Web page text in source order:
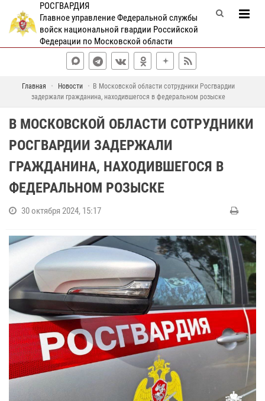
РОСГВАРДИЯ
Главное управление Федеральной службы
войск национальной гвардии Российской
Федерации по Московской области
Главная Новости
В Московской области сотрудники Росгвардии
задержали гражданина, находившегося в федеральном розыске
В МОСКОВСКОЙ ОБЛАСТИ СОТРУДНИКИ
РОСГВАРДИИ ЗАДЕРЖАЛИ
ГРАЖДАНИНА, НАХОДИВШЕГОСЯ В
ФЕДЕРАЛЬНОМ РОЗЫСКЕ
30 октября 2024, 15:17